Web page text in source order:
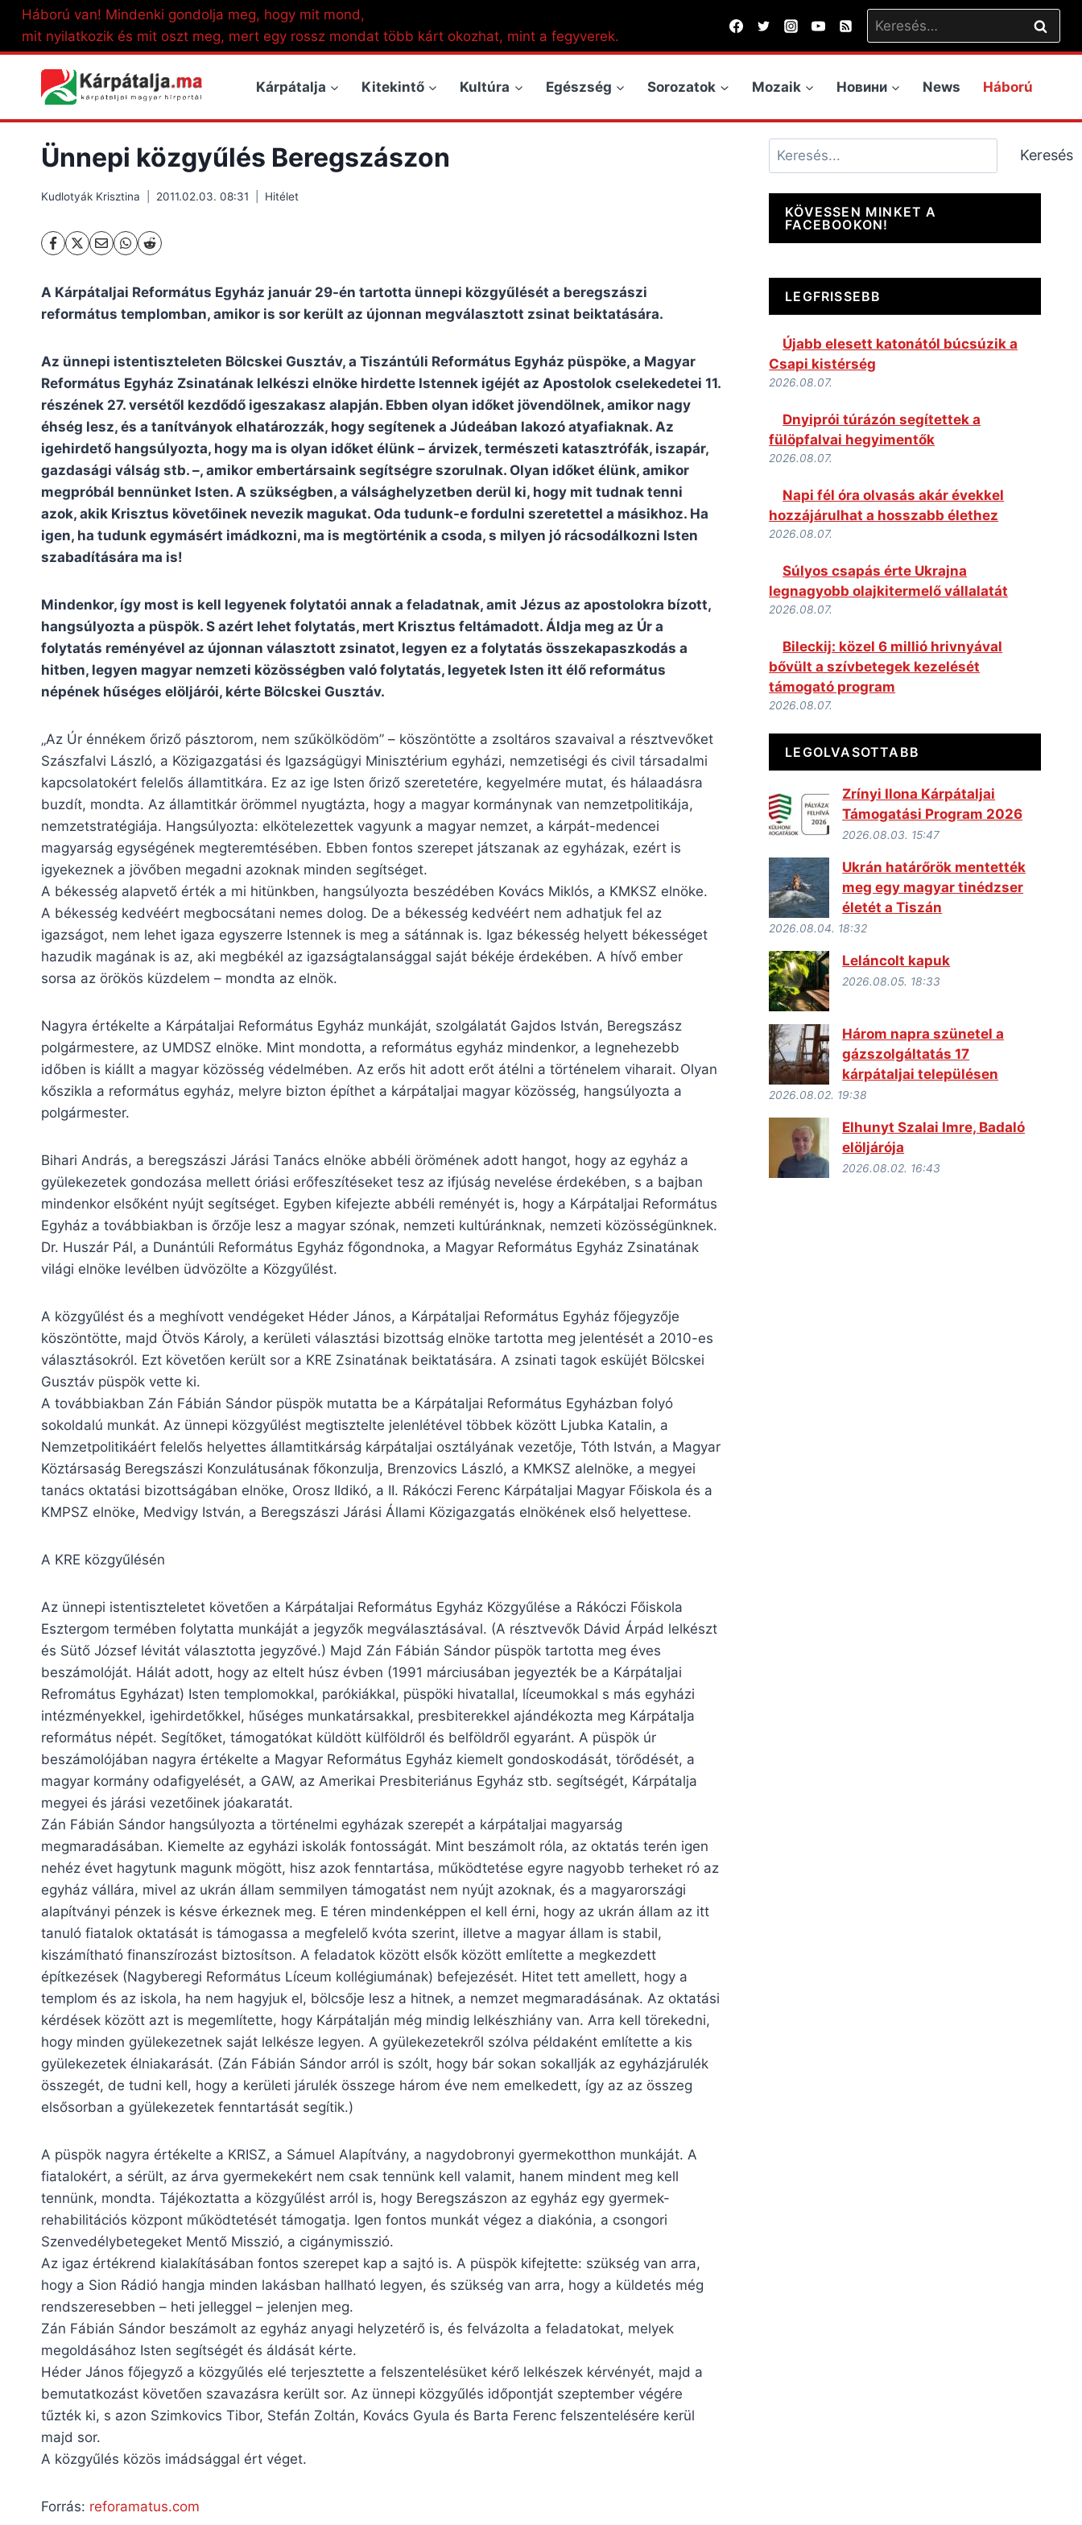
Skip
content
Háború van! Mindenki gondolja meg, hogy mit mond,
mit nyilatkozik és mit oszt meg, mert egy rossz mondat több kárt okozhat, mint a fegyverek.
Keresés:
Kárpátalja Kitekintő Kultúra Egészség Sorozatok Mozaik Новини News Háború
Ünnepi közgyűlés Beregszászon
Kudlotyák Krisztina 2011.02.03. 08:31 Hitélet
A Kárpátaljai Református Egyház január 29-én tartotta ünnepi közgyűlését a beregszászi
református templomban, amikor is sor került az újonnan megválasztott zsinat beiktatására.
Az ünnepi istentiszteleten Bölcskei Gusztáv, a Tiszántúli Református Egyház püspöke, a Magyar
Református Egyház Zsinatának lelkészi elnöke hirdette Istennek igéjét az Apostolok cselekedetei 11.
részének 27. versétől kezdődő igeszakasz alapján. Ebben olyan időket jövendölnek, amikor nagy
éhség lesz, és a tanítványok elhatározzák, hogy segítenek a Júdeában lakozó atyafiaknak. Az
igehirdető hangsúlyozta, hogy ma is olyan időket élünk – árvizek, természeti katasztrófák, iszapár,
gazdasági válság stb. –, amikor embertársaink segítségre szorulnak. Olyan időket élünk, amikor
megpróbál bennünket Isten. A szükségben, a válsághelyzetben derül ki, hogy mit tudnak tenni
azok, akik Krisztus követőinek nevezik magukat. Oda tudunk-e fordulni szeretettel a másikhoz. Ha
igen, ha tudunk egymásért imádkozni, ma is megtörténik a csoda, s milyen jó rácsodálkozni Isten
szabadítására ma is!
Mindenkor, így most is kell legyenek folytatói annak a feladatnak, amit Jézus az apostolokra bízott,
hangsúlyozta a püspök. S azért lehet folytatás, mert Krisztus feltámadott. Áldja meg az Úr a
folytatás reményével az újonnan választott zsinatot, legyen ez a folytatás összekapaszkodás a
hitben, legyen magyar nemzeti közösségben való folytatás, legyetek Isten itt élő református
népének hűséges elöljárói, kérte Bölcskei Gusztáv.
„Az Úr énnékem őriző pásztorom, nem szűkölködöm” – köszöntötte a zsoltáros szavaival a résztvevőket
Szászfalvi László, a Közigazgatási és Igazságügyi Minisztérium egyházi, nemzetiségi és civil társadalmi
kapcsolatokért felelős államtitkára. Ez az ige Isten őriző szeretetére, kegyelmére mutat, és hálaadásra
buzdít, mondta. Az államtitkár örömmel nyugtázta, hogy a magyar kormánynak van nemzetpolitikája,
nemzetstratégiája. Hangsúlyozta: elkötelezettek vagyunk a magyar nemzet, a kárpát-medencei
magyarság egységének megteremtésében. Ebben fontos szerepet játszanak az egyházak, ezért is
igyekeznek a jövőben megadni azoknak minden segítséget.
A békesség alapvető érték a mi hitünkben, hangsúlyozta beszédében Kovács Miklós, a KMKSZ elnöke.
A békesség kedvéért megbocsátani nemes dolog. De a békesség kedvéért nem adhatjuk fel az
igazságot, nem lehet igaza egyszerre Istennek is meg a sátánnak is. Igaz békesség helyett békességet
hazudik magának is az, aki megbékél az igazságtalansággal saját békéje érdekében. A hívő ember
sorsa az örökös küzdelem – mondta az elnök.
Nagyra értékelte a Kárpátaljai Református Egyház munkáját, szolgálatát Gajdos István, Beregszász
polgármestere, az UMDSZ elnöke. Mint mondotta, a református egyház mindenkor, a legnehezebb
időben is kiállt a magyar közösség védelmében. Az erős hit adott erőt átélni a történelem viharait. Olyan
kőszikla a református egyház, melyre bizton építhet a kárpátaljai magyar közösség, hangsúlyozta a
polgármester.
Bihari András, a beregszászi Járási Tanács elnöke abbéli örömének adott hangot, hogy az egyház a
gyülekezetek gondozása mellett óriási erőfeszítéseket tesz az ifjúság nevelése érdekében, s a bajban
mindenkor elsőként nyújt segítséget. Egyben kifejezte abbéli reményét is, hogy a Kárpátaljai Református
Egyház a továbbiakban is őrzője lesz a magyar szónak, nemzeti kultúránknak, nemzeti közösségünknek.
Dr. Huszár Pál, a Dunántúli Református Egyház főgondnoka, a Magyar Református Egyház Zsinatának
világi elnöke levélben üdvözölte a Közgyűlést.
A közgyűlést és a meghívott vendégeket Héder János, a Kárpátaljai Református Egyház főjegyzője
köszöntötte, majd Ötvös Károly, a kerületi választási bizottság elnöke tartotta meg jelentését a 2010-es
választásokról. Ezt követően került sor a KRE Zsinatának beiktatására. A zsinati tagok esküjét Bölcskei
Gusztáv püspök vette ki.
A továbbiakban Zán Fábián Sándor püspök mutatta be a Kárpátaljai Református Egyházban folyó
sokoldalú munkát. Az ünnepi közgyűlést megtisztelte jelenlétével többek között Ljubka Katalin, a
Nemzetpolitikáért felelős helyettes államtitkárság kárpátaljai osztályának vezetője, Tóth István, a Magyar
Köztársaság Beregszászi Konzulátusának főkonzulja, Brenzovics László, a KMKSZ alelnöke, a megyei
tanács oktatási bizottságában elnöke, Orosz Ildikó, a II. Rákóczi Ferenc Kárpátaljai Magyar Főiskola és a
KMPSZ elnöke, Medvigy István, a Beregszászi Járási Állami Közigazgatás elnökének első helyettese.
A KRE közgyűlésén
Az ünnepi istentiszteletet követően a Kárpátaljai Református Egyház Közgyűlése a Rákóczi Főiskola
Esztergom termében folytatta munkáját a jegyzők megválasztásával. (A résztvevők Dávid Árpád lelkészt
és Sütő József lévitát választotta jegyzővé.) Majd Zán Fábián Sándor püspök tartotta meg éves
beszámolóját. Hálát adott, hogy az eltelt húsz évben (1991 márciusában jegyezték be a Kárpátaljai
Refromátus Egyházat) Isten templomokkal, parókiákkal, püspöki hivatallal, líceumokkal s más egyházi
intézményekkel, igehirdetőkkel, hűséges munkatársakkal, presbiterekkel ajándékozta meg Kárpátalja
református népét. Segítőket, támogatókat küldött külföldről és belföldről egyaránt. A püspök úr
beszámolójában nagyra értékelte a Magyar Református Egyház kiemelt gondoskodását, törődését, a
magyar kormány odafigyelését, a GAW, az Amerikai Presbiteriánus Egyház stb. segítségét, Kárpátalja
megyei és járási vezetőinek jóakaratát.
Zán Fábián Sándor hangsúlyozta a történelmi egyházak szerepét a kárpátaljai magyarság
megmaradásában. Kiemelte az egyházi iskolák fontosságát. Mint beszámolt róla, az oktatás terén igen
nehéz évet hagytunk magunk mögött, hisz azok fenntartása, működtetése egyre nagyobb terheket ró az
egyház vállára, mivel az ukrán állam semmilyen támogatást nem nyújt azoknak, és a magyarországi
alapítványi pénzek is késve érkeznek meg. E téren mindenképpen el kell érni, hogy az ukrán állam az itt
tanuló fiatalok oktatását is támogassa a megfelelő kvóta szerint, illetve a magyar állam is stabil,
kiszámítható finanszírozást biztosítson. A feladatok között elsők között említette a megkezdett
építkezések (Nagyberegi Református Líceum kollégiumának) befejezését. Hitet tett amellett, hogy a
templom és az iskola, ha nem hagyjuk el, bölcsője lesz a hitnek, a nemzet megmaradásának. Az oktatási
kérdések között azt is megemlítette, hogy Kárpátalján még mindig lelkészhiány van. Arra kell törekedni,
hogy minden gyülekezetnek saját lelkésze legyen. A gyülekezetekről szólva példaként említette a kis
gyülekezetek élniakarását. (Zán Fábián Sándor arról is szólt, hogy bár sokan sokallják az egyházjárulék
összegét, de tudni kell, hogy a kerületi járulék összege három éve nem emelkedett, így az az összeg
elsősorban a gyülekezetek fenntartását segítik.)
A püspök nagyra értékelte a KRISZ, a Sámuel Alapítvány, a nagydobronyi gyermekotthon munkáját. A
fiatalokért, a sérült, az árva gyermekekért nem csak tennünk kell valamit, hanem mindent meg kell
tennünk, mondta. Tájékoztatta a közgyűlést arról is, hogy Beregszászon az egyház egy gyermek-
rehabilitációs központ működtetését támogatja. Igen fontos munkát végez a diakónia, a csongori
Szenvedélybetegeket Mentő Misszió, a cigánymisszió.
Az igaz értékrend kialakításában fontos szerepet kap a sajtó is. A püspök kifejtette: szükség van arra,
hogy a Sion Rádió hangja minden lakásban hallható legyen, és szükség van arra, hogy a küldetés még
rendszeresebben – heti jelleggel – jelenjen meg.
Zán Fábián Sándor beszámolt az egyház anyagi helyzetérő is, és felvázolta a feladatokat, melyek
megoldásához Isten segítségét és áldását kérte.
Héder János főjegyző a közgyűlés elé terjesztette a felszentelésüket kérő lelkészek kérvényét, majd a
bemutatkozást követően szavazásra került sor. Az ünnepi közgyűlés időpontját szeptember végére
tűzték ki, s azon Szimkovics Tibor, Stefán Zoltán, Kovács Gyula és Barta Ferenc felszentelésére kerül
majd sor.
A közgyűlés közös imádsággal ért véget.
Forrás: reforamatus.com
Keresés Keresés
KÖVESSEN MINKET A
FACEBOOKON!
LEGFRISSEBB
Újabb elesett katonától búcsúzik a
Csapi kistérség
2026.08.07.
Dnyiprói túrázón segítettek a
fülöpfalvai hegyimentők
2026.08.07.
Napi fél óra olvasás akár évekkel
hozzájárulhat a hosszabb élethez
2026.08.07.
Súlyos csapás érte Ukrajna
legnagyobb olajkitermelő vállalatát
2026.08.07.
Bileckij: közel 6 millió hrivnyával
bővült a szívbetegek kezelését
támogató program
2026.08.07.
LEGOLVASOTTABB
Zrínyi Ilona Kárpátaljai
Támogatási Program 2026
2026.08.03. 15:47
Ukrán határőrök mentették
meg egy magyar tinédzser
életét a Tiszán
2026.08.04. 18:32
Leláncolt kapuk
2026.08.05. 18:33
Három napra szünetel a
gázszolgáltatás 17
kárpátaljai településen
2026.08.02. 19:38
Elhunyt Szalai Imre, Badaló
elöljárója
2026.08.02. 16:43